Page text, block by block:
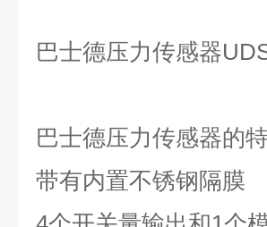
巴士德压力传感器
巴士德压力传感器的特
带有内置不锈钢隔膜